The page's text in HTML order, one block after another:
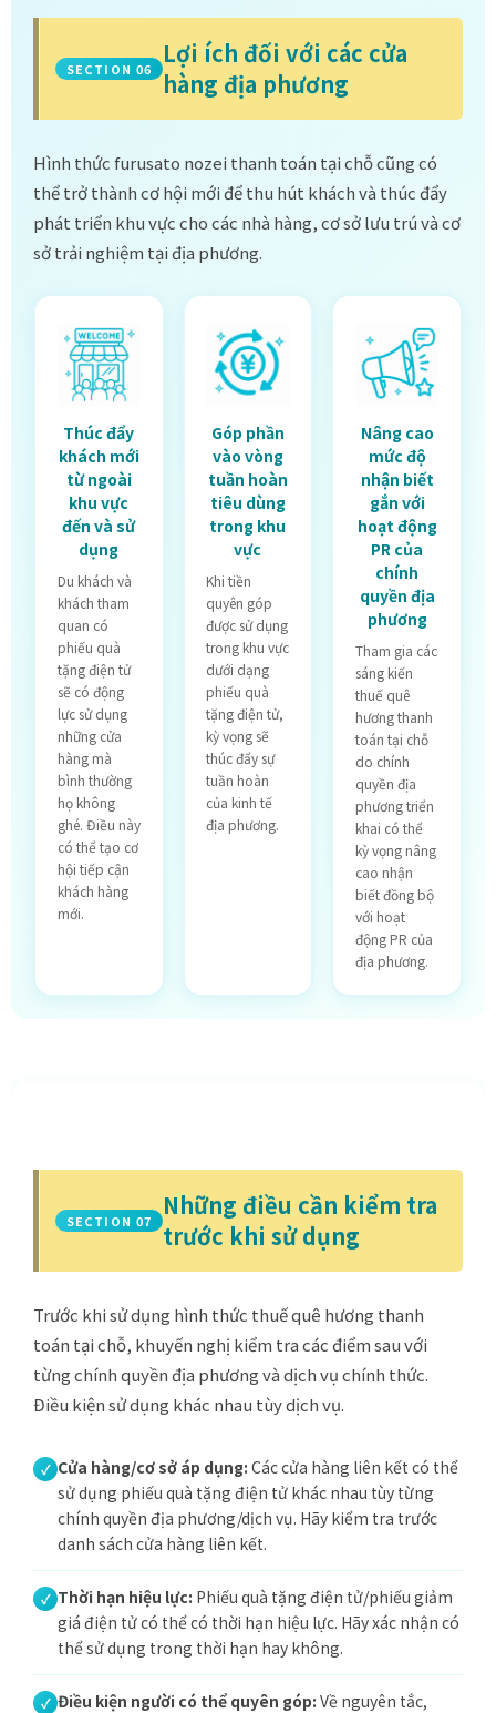
SECTION 06
Lợi ích đối với các cửa
hàng địa phương
Hình thức furusato nozei thanh toán tại chỗ cũng có
thể trở thành cơ hội mới để thu hút khách và thúc đẩy
phát triển khu vực cho các nhà hàng, cơ sở lưu trú và cơ
sở trải nghiệm tại địa phương.
Thúc đẩy
khách mới
từ ngoài
khu vực
đến và sử
dụng
Du khách và
khách tham
quan có
phiếu quà
tặng điện tử
sẽ có động
lực sử dụng
những cửa
hàng mà
bình thường
họ không
ghé. Điều này
có thể tạo cơ
hội tiếp cận
khách hàng
mới.
Góp phần
vào vòng
tuần hoàn
tiêu dùng
trong khu
vực
Khi tiền
quyên góp
được sử dụng
trong khu vực
dưới dạng
phiếu quà
tặng điện tử,
kỳ vọng sẽ
thúc đẩy sự
tuần hoàn
của kinh tế
địa phương.
Nâng cao
mức độ
nhận biết
gắn với
hoạt động
PR của
chính
quyền địa
phương
Tham gia các
sáng kiến
thuế quê
hương thanh
toán tại chỗ
do chính
quyền địa
phương triển
khai có thể
kỳ vọng nâng
cao nhận
biết đồng bộ
với hoạt
động PR của
địa phương.
SECTION 07
Những điều cần kiểm tra
trước khi sử dụng
Trước khi sử dụng hình thức thuế quê hương thanh
toán tại chỗ, khuyến nghị kiểm tra các điểm sau với
từng chính quyền địa phương và dịch vụ chính thức.
Điều kiện sử dụng khác nhau tùy dịch vụ.
Cửa hàng/cơ sở áp dụng: Các cửa hàng liên kết có thể
sử dụng phiếu quà tặng điện tử khác nhau tùy từng
chính quyền địa phương/dịch vụ. Hãy kiểm tra trước
danh sách cửa hàng liên kết.
Thời hạn hiệu lực: Phiếu quà tặng điện tử/phiếu giảm
giá điện tử có thể có thời hạn hiệu lực. Hãy xác nhận có
thể sử dụng trong thời hạn hay không.
Điều kiện người có thể quyên góp: Về nguyên tắc,